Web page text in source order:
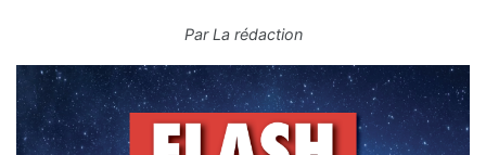
ParLa rédaction